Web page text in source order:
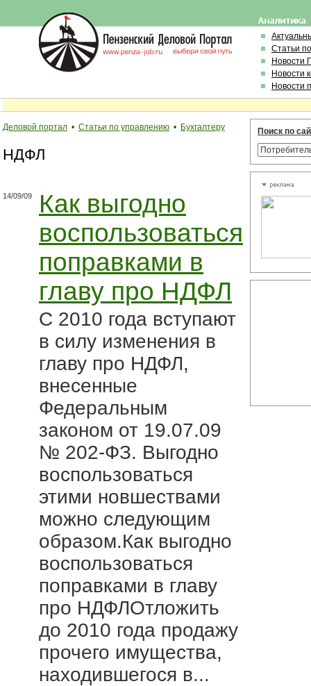
Статьи
Новости
Новости
Новости
Деловой портал • Статьи по управлению • Бухгалтеру
НДФЛ
14/09/09
Как выгодно
воспользоваться
поправками в
главу про НДФЛ
С 2010 года вступают
в силу изменения в
главу про НДФЛ,
внесенные
Федеральным
законом от 19.07.09
№ 202-ФЗ. Выгодно
воспользоваться
этими новшествами
можно следующим
образом.Как выгодно
воспользоваться
поправками в главу
про НДФЛОтложить
до 2010 года продажу
прочего имущества,
находившегося в...
Поиск по